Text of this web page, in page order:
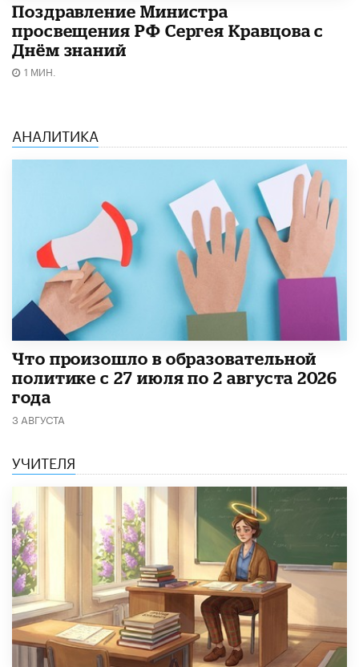
Поздравление Министра
просвещения РФ Сергея Кравцова с
Днём знаний
1 МИН.
АНАЛИТИКА
​Что произошло в образовательной
политике с 27 июля по 2 августа 2026
года
3 АВГУСТА
УЧИТЕЛЯ